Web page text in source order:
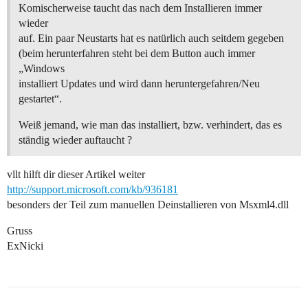
Komischerweise taucht das nach dem Installieren immer
wieder
auf. Ein paar Neustarts hat es natürlich auch seitdem gegeben
(beim herunterfahren steht bei dem Button auch immer
„Windows
installiert Updates und wird dann heruntergefahren/Neu
gestartet“.
Weiß jemand, wie man das installiert, bzw. verhindert, das es
ständig wieder auftaucht ?
vllt hilft dir dieser Artikel weiter
http://support.microsoft.com/kb/936181
besonders der Teil zum manuellen Deinstallieren von Msxml4.dll
Gruss
ExNicki